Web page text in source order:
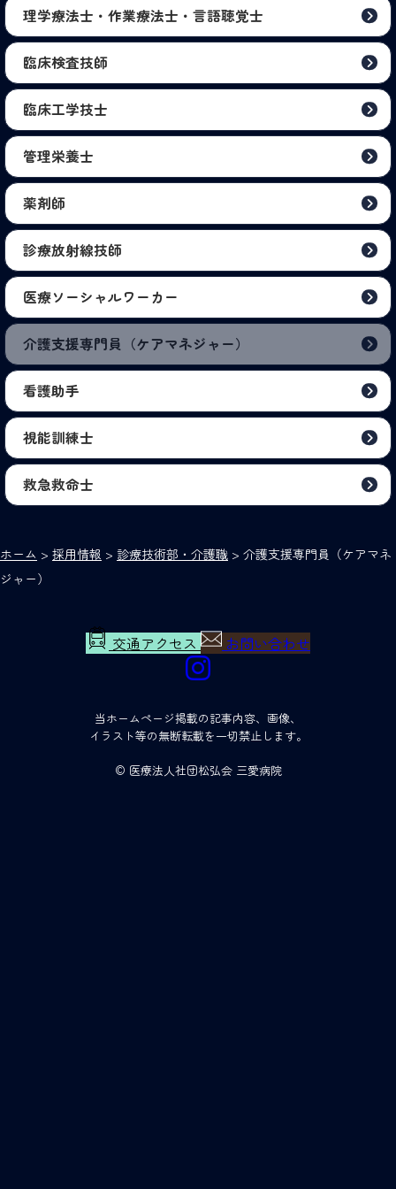
理学療法士・作業療法士・言語聴覚士
臨床検査技師
臨床工学技士
管理栄養士
薬剤師
診療放射線技師
医療ソーシャルワーカー
介護支援専門員（ケアマネジャー）
看護助手
視能訓練士
救急救命士
ホーム > 採用情報 > 診療技術部・介護職 > 介護支援専門員（ケアマネ
ジャー）
交通アクセス お問い合わせ
当ホームページ掲載の記事内容、画像、
イラスト等の無断転載を一切禁止します。
© 医療法人社団松弘会 三愛病院